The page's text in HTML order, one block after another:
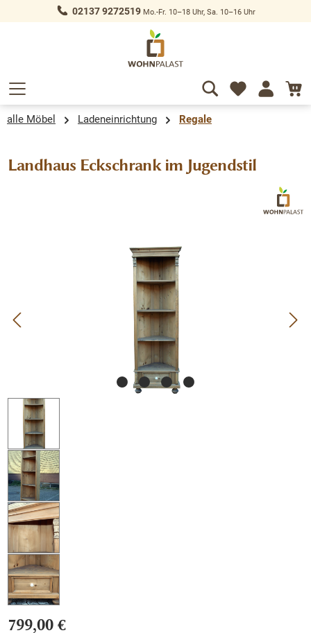
springen 02137 9272519Mo.-Fr. 10–18 Uhr, Sa. 10–16 Uhr
alle Möbel Ladeneinrichtung Regale
Landhaus Eckschrank im Jugendstil
Bildergalerie überspringen
799,00 €